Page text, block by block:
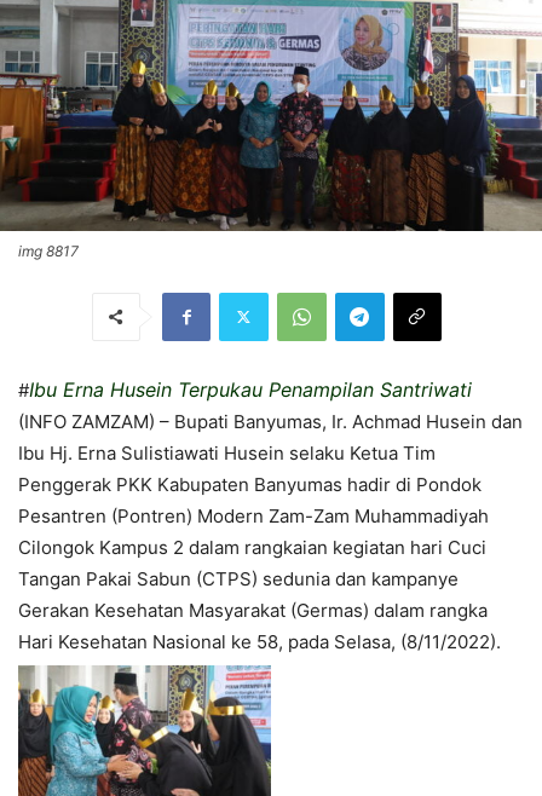
img 8817
#Ibu Erna Husein Terpukau Penampilan Santriwati
(INFO ZAMZAM) – Bupati Banyumas, Ir. Achmad Husein dan
Ibu Hj. Erna Sulistiawati Husein selaku Ketua Tim
Penggerak PKK Kabupaten Banyumas hadir di Pondok
Pesantren (Pontren) Modern Zam-Zam Muhammadiyah
Cilongok Kampus 2 dalam rangkaian kegiatan hari Cuci
Tangan Pakai Sabun (CTPS) sedunia dan kampanye
Gerakan Kesehatan Masyarakat (Germas) dalam rangka
Hari Kesehatan Nasional ke 58, pada Selasa, (8/11/2022).